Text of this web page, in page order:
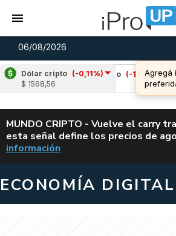
06/08/2026
Agregá
Dólar cripto (-0,11%)
$ 1568,56
Cardano (-1,62%)
ALERTA
MUNDO CRIPTO - Vuelve el carry
esta señal define los precios de
información
ECONOMÍA DIGITAL